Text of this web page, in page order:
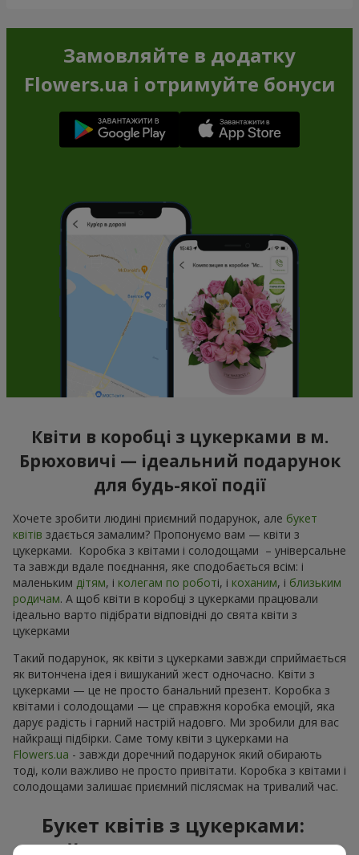
Замовляйте в додатку
Flowers.ua і отримуйте бонуси
Квіти в коробці з цукерками в м.
Брюховичі — ідеальний подарунок
для будь-якої події
Хочете зробити людині приємний подарунок, але букет
квітів здається замалим? Пропонуємо вам — квіти з
цукерками. Коробка з квітами і солодощами – універсальне
та завжди вдале поєднання, яке сподобається всім: і
маленьким дітям, і колегам по роботі, і коханим, і близьким
родичам. А щоб квіти в коробці з цукерками працювали
ідеально варто підібрати відповідні до свята квіти з
цукерками
Такий подарунок, як квіти з цукерками завжди сприймається
як витончена ідея і вишуканий жест одночасно. Квіти з
цукерками — це не просто банальний презент. Коробка з
квітами і солодощами — це справжня коробка емоцій, яка
дарує радість і гарний настрій надовго. Ми зробили для вас
найкращі підбірки. Саме тому квіти з цукерками на
Flowers.ua - завжди доречний подарунок який обирають
тоді, коли важливо не просто привітати. Коробка з квітами і
солодощами залишає приємний післясмак на тривалий час.
Букет квітів з цукерками: